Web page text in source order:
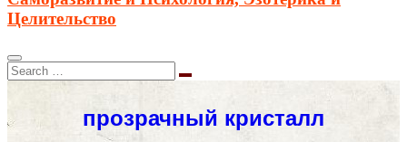
Целительство